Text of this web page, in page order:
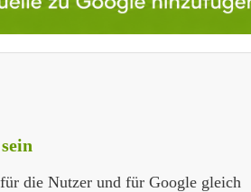
die Nutzer und für Google gleich